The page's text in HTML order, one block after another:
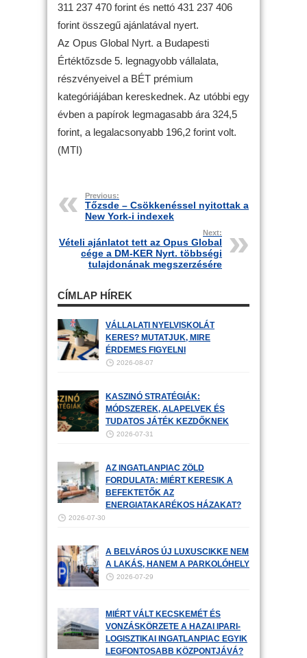
311 237 470 forint és nettó 431 237 406
forint összegű ajánlatával nyert.
Az Opus Global Nyrt. a Budapesti
Értéktőzsde 5. legnagyobb vállalata,
részvényeivel a BÉT prémium
kategóriájában kereskednek. Az utóbbi egy
évben a papírok legmagasabb ára 324,5
forint, a legalacsonyabb 196,2 forint volt.
(MTI)
Previous:
Tőzsde – Csökkenéssel nyitottak a
New York-i indexek
Next:
Vételi ajánlatot tett az Opus Global
cége a DM-KER Nyrt. többségi
tulajdonának megszerzésére
CÍMLAP HÍREK
VÁLLALATI NYELVISKOLÁT
KERES? MUTATJUK, MIRE
ÉRDEMES FIGYELNI
2026-08-07
KASZINÓ STRATÉGIÁK:
MÓDSZEREK, ALAPELVEK ÉS
TUDATOS JÁTÉK KEZDŐKNEK
2026-07-31
AZ INGATLANPIAC ZÖLD
FORDULATA: MIÉRT KERESIK A
BEFEKTETŐK AZ
ENERGIATAKARÉKOS HÁZAKAT?
2026-07-30
A BELVÁROS ÚJ LUXUSCIKKE NEM
A LAKÁS, HANEM A PARKOLÓHELY
2026-07-29
MIÉRT VÁLT KECSKEMÉT ÉS
VONZÁSKÖRZETE A HAZAI IPARI-
LOGISZTIKAI INGATLANPIAC EGYIK
LEGFONTOSABB KÖZPONTJÁVÁ?